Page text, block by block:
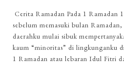
Cerita Ramadan Pada 1 Ramadan
sebelum memasuki bulan
daerahku mulai sibuk
kaum “minoritas” di lingkunganku
1 Ramadan atau lebaran Idul Fitri